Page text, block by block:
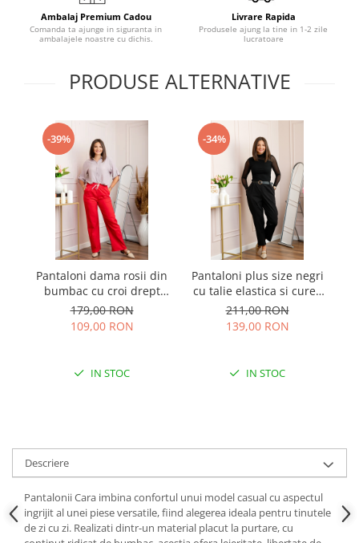
Ambalaj Premium Cadou
Comanda ta ajunge in siguranta in
ambalajele noastre cu dichis.
Livrare Rapida
Produsele ajung la tine in 1-2 zile
lucratoare
PRODUSE ALTERNATIVE
-39%
Pantaloni dama rosii din
bumbac cu croi drept
Cara
179,00 RON
109,00 RON
IN STOC
-34%
Pantaloni plus size negri
cu talie elastica si curea
reglabila Lillian
211,00 RON
139,00 RON
IN STOC
Descriere
Pantalonii Cara imbina confortul unui model casual cu aspectul
ingrijit al unei piese versatile, fiind alegerea ideala pentru tinutele
de zi cu zi. Realizati dintr-un material placut la purtare, cu